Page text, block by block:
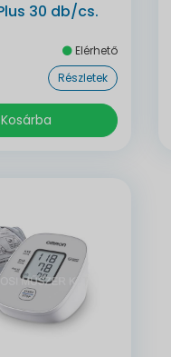
30 db/cs.
Elérhető
Részletek